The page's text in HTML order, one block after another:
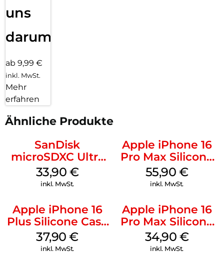
uns
darum!
ab 9,99 €
inkl. MwSt.
Mehr
erfahren
Ähnliche Produkte
SanDisk
microSDXC Ultra
128 GB + Adapter
Mobile
33,90 €
inkl. MwSt.
Apple iPhone 16
Pro Max Silicone
Case MagSafe
Stone Gray
55,90 €
inkl. MwSt.
Apple iPhone 16
Plus Silicone Case
MagSafe Lake
Green
37,90€
inkl. MwSt.
Apple iPhone 16
Pro Max Silicone
Case MagSafe
Denim
34,90 €
inkl. MwSt.